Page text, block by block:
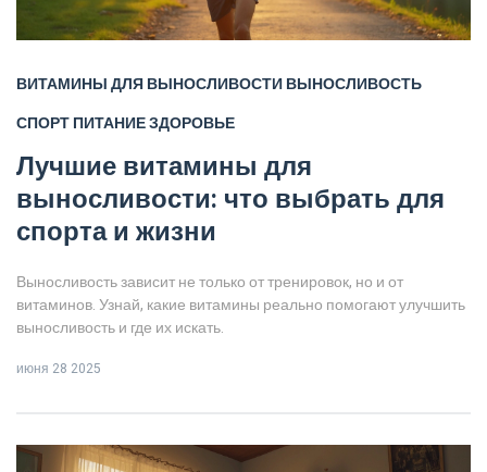
ВИТАМИНЫ ДЛЯ ВЫНОСЛИВОСТИВЫНОСЛИВОСТЬ
СПОРТПИТАНИЕЗДОРОВЬЕ
Лучшие витамины для
выносливости: что выбрать для
спорта и жизни
Выносливость зависит не только от тренировок, но и от
витаминов. Узнай, какие витамины реально помогают улучшить
выносливость и где их искать.
июня 28 2025